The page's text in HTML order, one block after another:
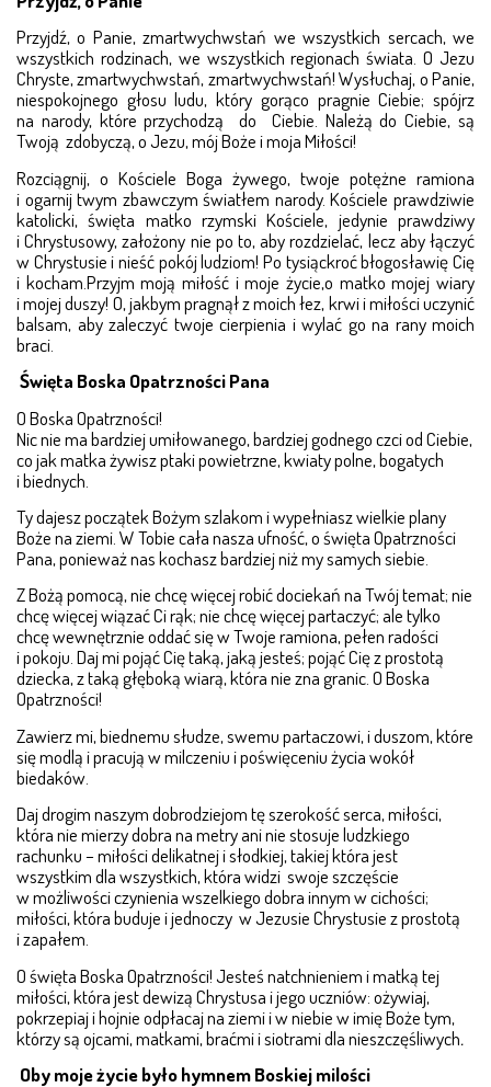
Przyjdź, o Panie, zmartwychwstań we wszystkich sercach, we
wszystkich rodzinach, we wszystkich regionach świata. O Jezu
Chryste, zmartwychwstań, zmartwych­wstań! Wysłuchaj, o Panie,
niespokojnego głosu ludu, który go­­rą­co pragnie Ciebie; spójrz
na narody, które przychodzą do Ciebie. Należą do Ciebie, są
Twoją zdobyczą, o Jezu, mój Boże i moja Miłości!
Rozciągnij, o Kościele Boga żywego, twoje potężne ramiona
i ogarnij twym zbawczym światłem naro­dy. Koś­cie­le prawdziwie
katolicki, święta matko rzymski Koście­le, jedynie prawdziwy
i Chrystusowy, założony nie po to, aby rozdzielać, lecz aby łączyć
w Chrystusie i nieść pokój ludziom! Po tysiąckroć błogosławię Cię
i kocham.Przyjm moją miłość i moje życie,o matko mojej wiary
i mojej du­szy! O, jakbym pragnął z moich łez, krwi i miłości uczy­nić
balsam, aby zaleczyć twoje cierpienia i wylać go na ra­ny moich
braci­­.
Święta Boska Opatrzności Pana
O Boska Opatrzności!
Nic nie ma bardziej umiłowanego, bardziej godnego czci od Ciebie,
co jak matka żywisz ptaki po­wietrzne, kwiaty polne, bogatych
i biednych.
Ty dajesz początek Bożym szlakom i wypełniasz wielkie plany
Boże na ziemi. W Tobie cała nasza ufność, o święta Opatrzności
Pana, ponieważ nas kochasz bardziej niż my samych siebie.
Z Bożą pomocą, nie chcę więcej robić dociekań na Twój temat; nie
chcę więcej wiązać Ci rąk; nie chcę więcej par­ta­czyć; ale tylko
chcę wewnętrznie oddać się w Twoje ramiona, pełen radości
i pokoju. Daj mi pojąć Cię taką, ja­­ką jesteś; pojąć Cię z prostotą
dziec­ka, z taką głęboką wiarą, która nie zna granic. O Boska
Opatrzności!
Zawierz mi, biednemu słudze, swemu partaczowi, i du­szom, które
się modlą i pracują w milczeniu i poświę­ceniu życia wokół
biedaków.
Daj drogim naszym dobrodziejom tę szerokość serca, mi­łości,
która nie mierzy dobra na metry ani nie stosuje ludzkiego
rachunku – miłości delikatnej i słodkiej, takiej która jest
wszystkim dla wszystkich, która widzi swoje szczę­­ście
w możliwości czynienia wszelkiego dobra in­nym w cichości;
miłości, która buduje i jednoczy w Jezu­sie Chrystusie z prostotą
i zapałem.
O święta Boska Opatrzności! Jesteś natchnieniem i ma­t­­ką tej
miłości, która jest dewizą Chrystusa i jego ucz­niów: ożywiaj,
pokrzepiaj i hojnie odpłacaj na ziemi i w niebie w imię Boże tym,
którzy są ojcami, matkami, braćmi i sio­t­rami dla nieszczęśliwych.
­­­­Oby moje życie było hymnem Boskiej milości